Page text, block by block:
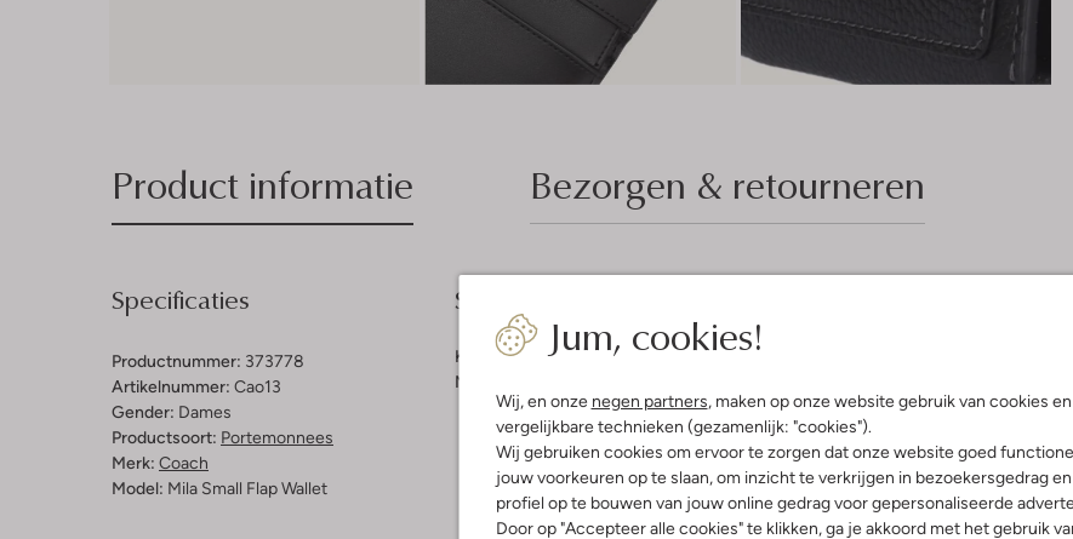
Jum, cookies!
Wij, en onze negen partners, maken op onze website gebruik van cookies en
vergelijkbare technieken (gezamenlijk: "cookies").
Wij gebruiken cookies om ervoor te zorgen dat onze website goed
jouw voorkeuren op te slaan, om inzicht te verkrijgen in bezoekersgedrag
profiel op te bouwen van jouw online gedrag voor gepersonaliseerde
Door op "Accepteer alle cookies" te klikken, ga je akkoord met het gebruik
Product informatie Bezorgen & retourneren
Specificaties
Productnummer: 373778
Artikelnummer: Cao13
Gender: Dames
Productsoort: Portemonnees
Merk: Coach
Model: Mila Small Flap Wallet
Samenstelling & Pasvorm
Kleur:Zwart
Materiaal buitenkant:
Ontdek de zwarte MILA
briefgeld in deze compacte
goudkleurig logo zorgt voor
handtas. Zo ben je klaar voor
Combineer de portemonnee
je belangrijkste spullen stijlvol
Afmeting in cm (LxBxH): 11 x 2